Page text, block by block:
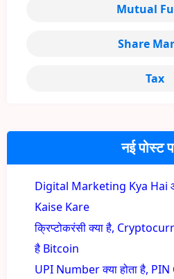
नई पोस्ट
Digital Marketing Kya
Kaise Kare
क्रिप्टोकरंसी क्या है,
है Bitcoin
UPI Number क्या होता है,
Mutual
Share
Tax